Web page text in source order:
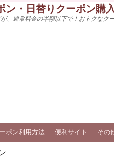
・日替りクーポン購
、通常料金の半額以下で！おトクな
ポン利用方法 便利サイト その